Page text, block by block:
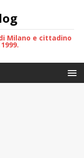
Milano e cittadino